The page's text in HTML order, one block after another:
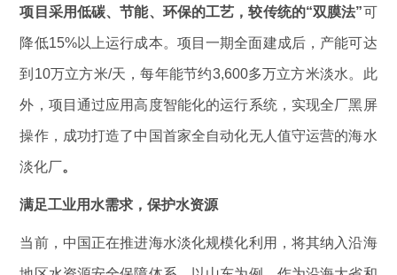
项目采用低碳、节能、环保的工艺，较传统的“双膜法”可
降低15%以上运行成本。项目一期全面建成后，产能可达
到10万立方米/天，每年能节约3,600多万立方米淡水。此
外，项目通过应用高度智能化的运行系统，实现全厂黑屏
操作，成功打造了中国首家全自动化无人值守运营的海水
淡化厂。
满足工业用水需求，保护水资源
当前，中国正在推进海水淡化规模化利用，将其纳入沿海